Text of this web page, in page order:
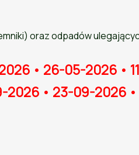
oraz odpadów
• 26-05-2026 •
2026 • 23-09-2026